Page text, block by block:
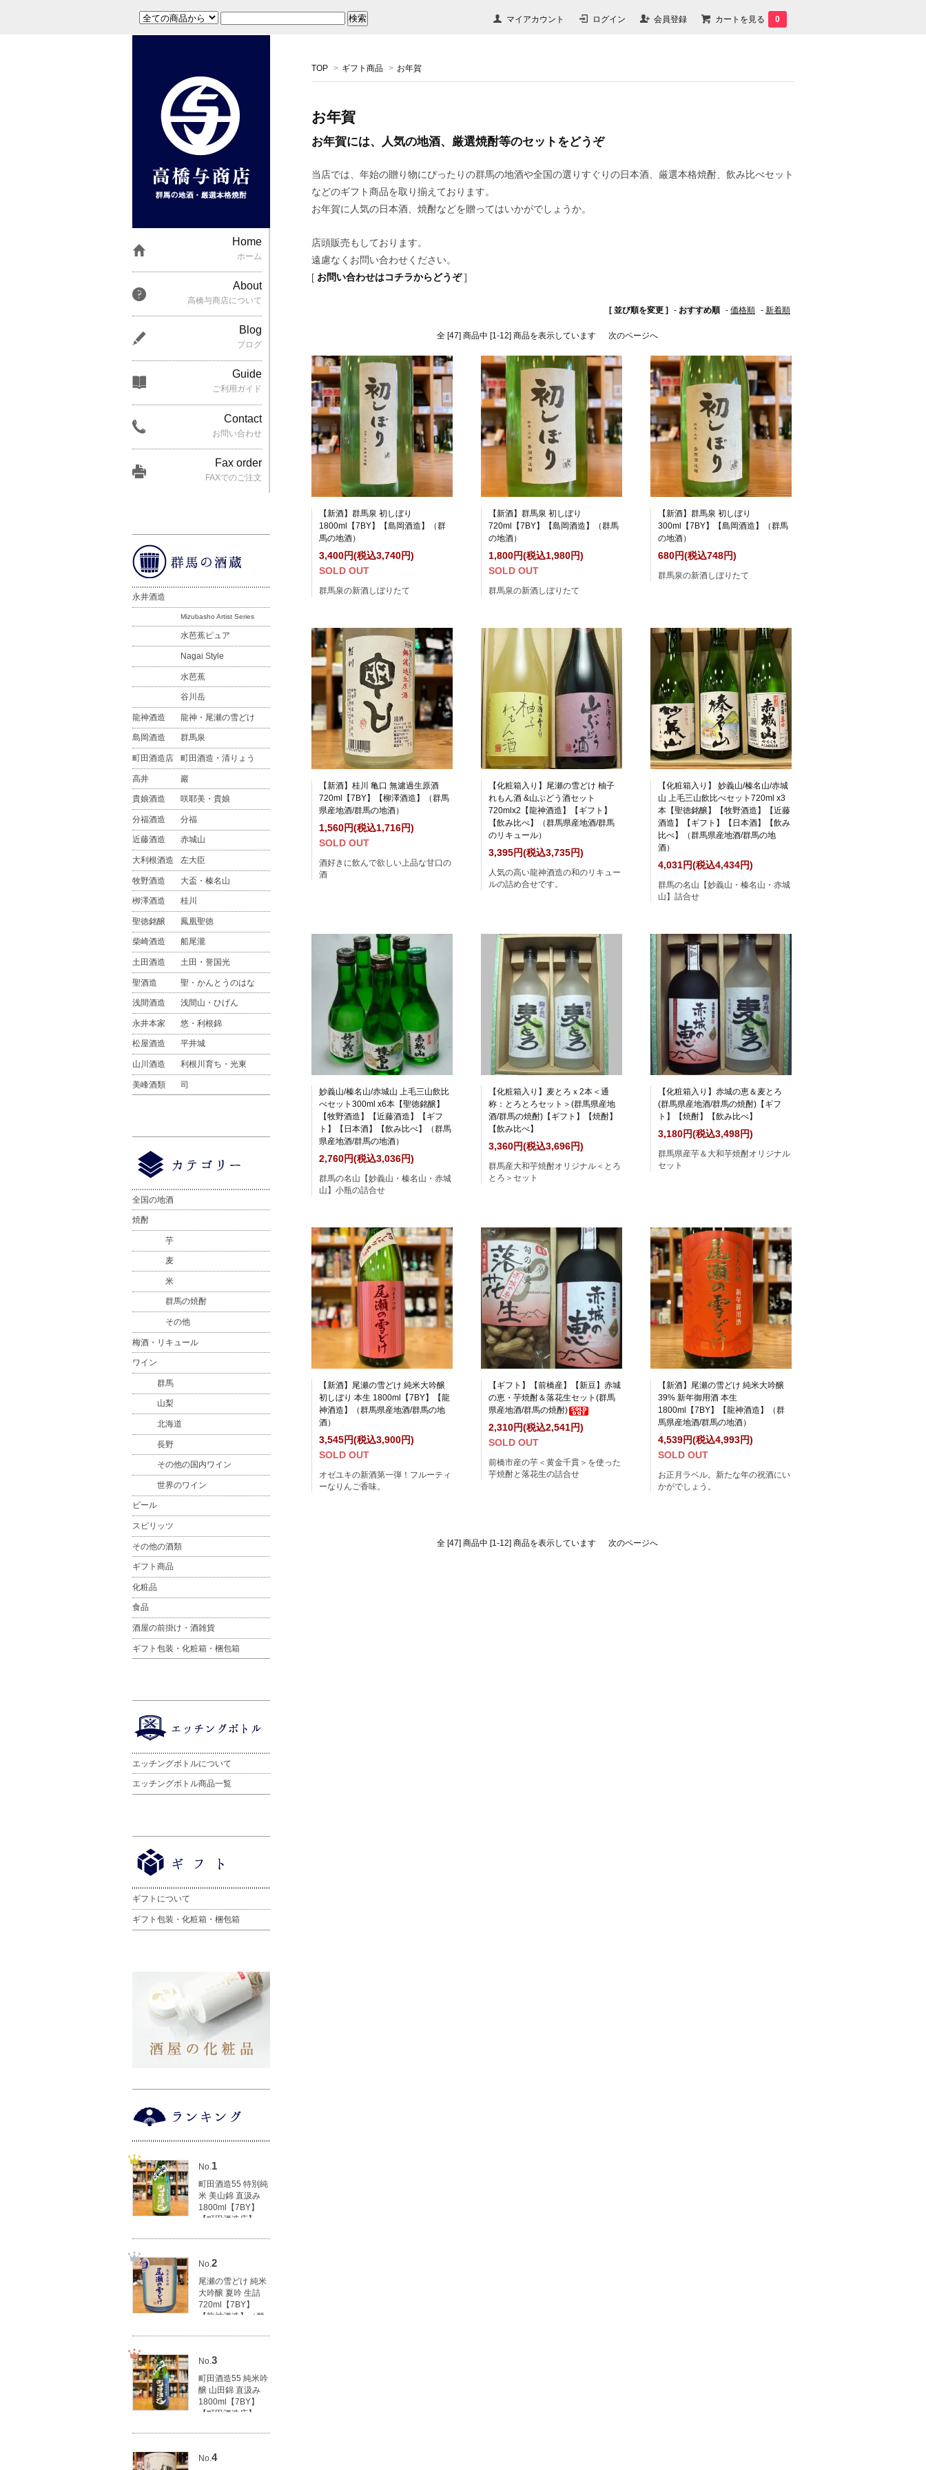
マイアカウント ログイン 会員登録 カートを見る 0
TOP > ギフト商品 > お年賀
お年賀
お年賀には、人気の地酒、厳選焼酎等のセットをどうぞ
当店では、年始の贈り物にぴったりの群馬の地酒や全国の選りすぐりの日本酒、厳選本格焼酎、飲み比べセット
などのギフト商品を取り揃えております。
お年賀に人気の日本酒、焼酎などを贈ってはいかがでしょうか。
店頭販売もしております。
遠慮なくお問い合わせください。
[ お問い合わせはコチラからどうぞ]
[ 並び順を変更 ] - おすすめ順 - 価格順 - 新着順
全 [47] 商品中 [1-12] 商品を表示しています 次のページへ
【新酒】群馬泉 初しぼり
1800ml【7BY】【島岡酒造】（群
馬の地酒）
3,400円(税込3,740円)
SOLD OUT
群馬泉の新酒しぼりたて
【新酒】群馬泉 初しぼり
720ml【7BY】【島岡酒造】（群馬
の地酒）
1,800円(税込1,980円)
SOLD OUT
群馬泉の新酒しぼりたて
【新酒】群馬泉 初しぼり
300ml【7BY】【島岡酒造】（群馬
の地酒）
680円(税込748円)
群馬泉の新酒しぼりたて
【新酒】桂川 亀口 無濾過生原酒
720ml【7BY】【柳澤酒造】（群馬
県産地酒/群馬の地酒）
1,560円(税込1,716円)
SOLD OUT
酒好きに飲んで欲しい上品な甘口の
酒
【化粧箱入り】尾瀬の雪どけ 柚子
れもん酒 &山ぶどう酒セット
720mlx2【龍神酒造】【ギフト】
【飲み比べ】（群馬県産地酒/群馬
のリキュール）
3,395円(税込3,735円)
人気の高い龍神酒造の和のリキュー
ルの詰め合せです。
【化粧箱入り】 妙義山/榛名山/赤城
山 上毛三山飲比べセット720ml x3
本【聖徳銘醸】【牧野酒造】【近藤
酒造】【ギフト】【日本酒】【飲み
比べ】（群馬県産地酒/群馬の地
酒）
4,031円(税込4,434円)
群馬の名山【妙義山・榛名山・赤城
山】詰合せ
妙義山/榛名山/赤城山 上毛三山飲比
べセット300ml x6本【聖徳銘醸】
【牧野酒造】【近藤酒造】【ギフ
ト】【日本酒】【飲み比べ】（群馬
県産地酒/群馬の地酒）
2,760円(税込3,036円)
群馬の名山【妙義山・榛名山・赤城
山】小瓶の詰合せ
【化粧箱入り】麦とろｘ2本＜通
称：とろとろセット＞(群馬県産地
酒/群馬の焼酎)【ギフト】【焼酎】
【飲み比べ】
3,360円(税込3,696円)
群馬産大和芋焼酎オリジナル＜とろ
とろ＞セット
【化粧箱入り】赤城の恵＆麦とろ
(群馬県産地酒/群馬の焼酎)【ギフ
ト】【焼酎】【飲み比べ】
3,180円(税込3,498円)
群馬県産芋＆大和芋焼酎オリジナル
セット
【新酒】尾瀬の雪どけ 純米大吟醸
初しぼり 本生 1800ml【7BY】【龍
神酒造】（群馬県産地酒/群馬の地
酒）
3,545円(税込3,900円)
SOLD OUT
オゼユキの新酒第一弾！フルーティ
ーなりんご香味。
【ギフト】【前橋産】【新豆】赤城
の恵・芋焼酎＆落花生セット(群馬
県産地酒/群馬の焼酎)
2,310円(税込2,541円)
SOLD OUT
前橋市産の芋＜黄金千貫＞を使った
芋焼酎と落花生の詰合せ
【新酒】尾瀬の雪どけ 純米大吟醸
39% 新年御用酒 本生
1800ml【7BY】【龍神酒造】（群
馬県産地酒/群馬の地酒）
4,539円(税込4,993円)
SOLD OUT
お正月ラベル。新たな年の祝酒にい
かがでしょう。
全 [47] 商品中 [1-12] 商品を表示しています 次のページへ
Home
ホーム
About
高橋与商店について
Blog
ブログ
Guide
ご利用ガイド
Contact
お問い合わせ
Fax order
FAXでのご注文
永井酒造
Mizubasho Artist Series
水芭蕉ピュア
Nagai Style
水芭蕉
谷川岳
龍神酒造 龍神・尾瀬の雪どけ
島岡酒造 群馬泉
町田酒造店 町田酒造・清りょう
高井 巖
貴娘酒造 咲耶美・貴娘
分福酒造 分福
近藤酒造 赤城山
大利根酒造 左大臣
牧野酒造 大盃・榛名山
栁澤酒造 桂川
聖徳銘醸 鳳凰聖徳
柴崎酒造 船尾瀧
土田酒造 土田・誉国光
聖酒造 聖・かんとうのはな
浅間酒造 浅間山・ひげん
永井本家 悠・利根錦
松屋酒造 平井城
山川酒造 利根川育ち・光東
美峰酒類 司
全国の地酒
焼酎
芋
麦
米
群馬の焼酎
その他
梅酒・リキュール
ワイン
群馬
山梨
北海道
長野
その他の国内ワイン
世界のワイン
ビール
スピリッツ
その他の酒類
ギフト商品
化粧品
食品
酒屋の前掛け・酒雑貨
ギフト包装・化粧箱・梱包箱
エッチングボトルについて
エッチングボトル商品一覧
ギフトについて
ギフト包装・化粧箱・梱包箱
No.1
町田酒造55 特別純
米 美山錦 直汲み
1800ml【7BY】
【町田酒造店】
円)
No.2
尾瀬の雪どけ 純米
大吟醸 夏吟 生詰
720ml【7BY】
【龍神酒造】（群
円)
No.3
町田酒造55 純米吟
醸 山田錦 直汲み
1800ml【7BY】
【町田酒造店】
円)
No.4